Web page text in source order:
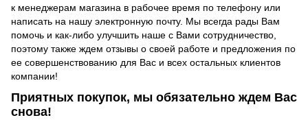
к менеджерам магазина в рабочее время по телефону или
написать на нашу электронную почту. Мы всегда рады Вам
помочь и как-либо улучшить наше с Вами сотрудничество,
поэтому также ждем отзывы о своей работе и предложения по
ее совершенствованию для Вас и всех остальных клиентов
компании!
Приятных покупок, мы обязательно ждем Вас
снова!